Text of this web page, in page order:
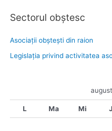
Sectorul obştesc
Asociaţii obşteşti din raion
Legislaţia privind activitatea
L Ma Mi J